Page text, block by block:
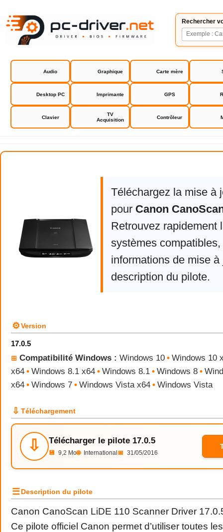
Rechercher
Audio Graphique Carte mère
Desktop PC Imprimante GPS
Clavier
TV
Acquisition
Contrôleur
Canon CanoScan LiDE 110
Téléchargez la mise à
pour Canon
Retrouvez rapidement
systèmes compatibles,
informations de mise à
description du pilote.
⚙Version
17.0.5
⊞ Compatibilité Windows : Windows 10 • Windows 10
x64 • Windows 8.1 x64 • Windows 8.1 • Windows 8 •
x64 • Windows 7 • Windows Vista x64 • Windows Vista
⇩ Téléchargement
⇩ Télécharger le pilote 17.0.5
💾 9,2 Mo🌐 International 📅 31/05/2016
☰Description du pilote
Canon CanoScan LiDE 110 Scanner Driver
Ce pilote officiel Canon permet d’utiliser toutes